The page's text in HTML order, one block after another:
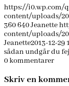
https://i0.wp.com/
content/uploads/
360640Jeanette
content/uploads/
Jeanette2013-12-29
sådan undgår du
0kommentarer
Skriv en